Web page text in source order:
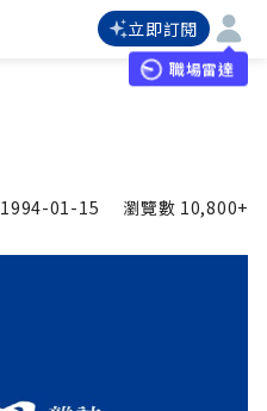
立即訂閱
職場雷達
1994-01-15 瀏覽數 10,800+